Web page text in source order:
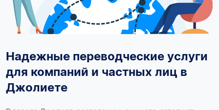
Надежные переводческие услуги
для компаний и частных лиц в
Джолиете